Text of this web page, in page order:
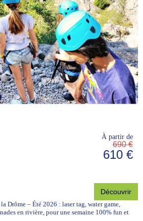
À partir de
690 €
610 €
Découvrir
Drôme – Été 2026 : laser tag, water game,
en rivière, pour une semaine 100% fun et